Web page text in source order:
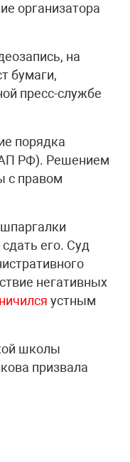
организатора
на
бумаги,
пресс-службе
порядка
РФ). Решением
с правом
его. Суд
негативных
устным
школы
призвала